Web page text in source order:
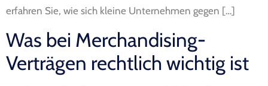
erfahren Sie, wie sich kleine Unternehmen gegen […]
Was bei Merchandising-
Verträgen rechtlich wichtig ist